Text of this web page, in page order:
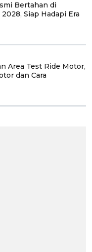
Bertahan di
Siap Hadapi Era
Area Test Ride Motor,
dan Cara